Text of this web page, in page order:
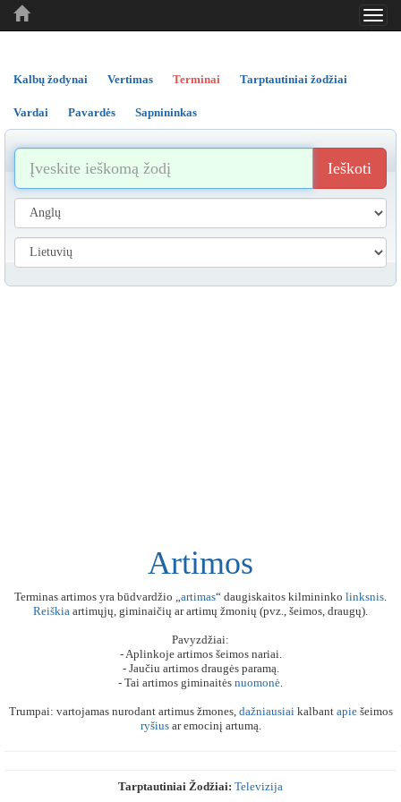
..
..
Kalbų žodynai Vertimas Terminai Tarptautiniai žodžiai
Vardai Pavardės Sapnininkas
Ieškoti
Artimos
Terminas artimos yra būdvardžio „artimas“ daugiskaitos kilmininko linksnis.
Reiškia artimųjų, giminaičių ar artimų žmonių (pvz., šeimos, draugų).
Pavyzdžiai:
- Aplinkoje artimos šeimos nariai.
- Jaučiu artimos draugės paramą.
- Tai artimos giminaitės nuomonė.
Trumpai: vartojamas nurodant artimus žmones, dažniausiaikalbant apiešeimos
ryšiusar emocinį artumą.
Tarptautiniai Žodžiai: Televizija